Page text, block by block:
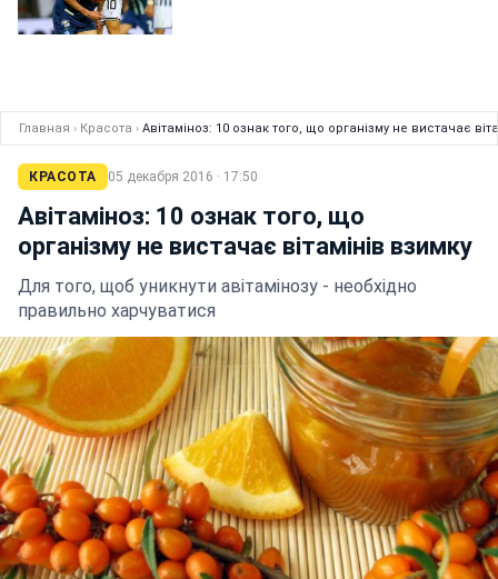
Главная › Красота › Авітаміноз: 10 ознак того, що організму не вистачає
КРАСОТА 05 декабря 2016 · 17:50
Авітаміноз: 10 ознак того, що
організму не вистачає вітамінів взимку
Для того, щоб уникнути авітамінозу - необхідно
правильно харчуватися